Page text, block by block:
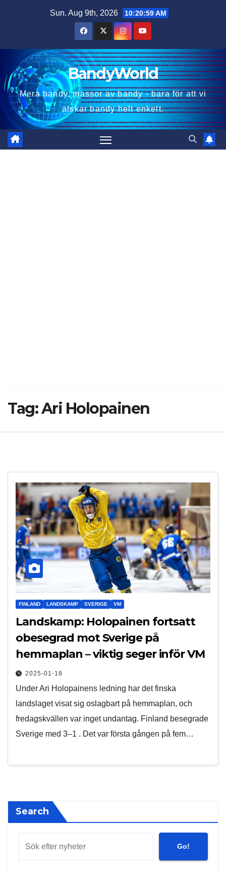
Sun. Aug 9th, 2026 10:21:00 AM
BandyWorld
Mera bandy, massor av bandy - bara för att vi
älskar bandy helt enkelt.
Tag:Ari Holopainen
FINLAND LANDSKAMP SVERIGE VM
Landskamp: Holopainen fortsatt
obesegrad mot Sverige på
hemmaplan – viktig seger inför VM
2025-01-18
Under Ari Holopainens ledning har det finska
landslaget visat sig oslagbart på hemmaplan, och
fredagskvällen var inget undantag. Finland besegrade
Sverige med 3–1 . Det var första gången på fem…
Search
Go!